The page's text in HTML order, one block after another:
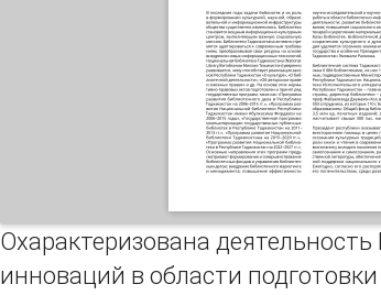
Охарактеризована
инноваций в области